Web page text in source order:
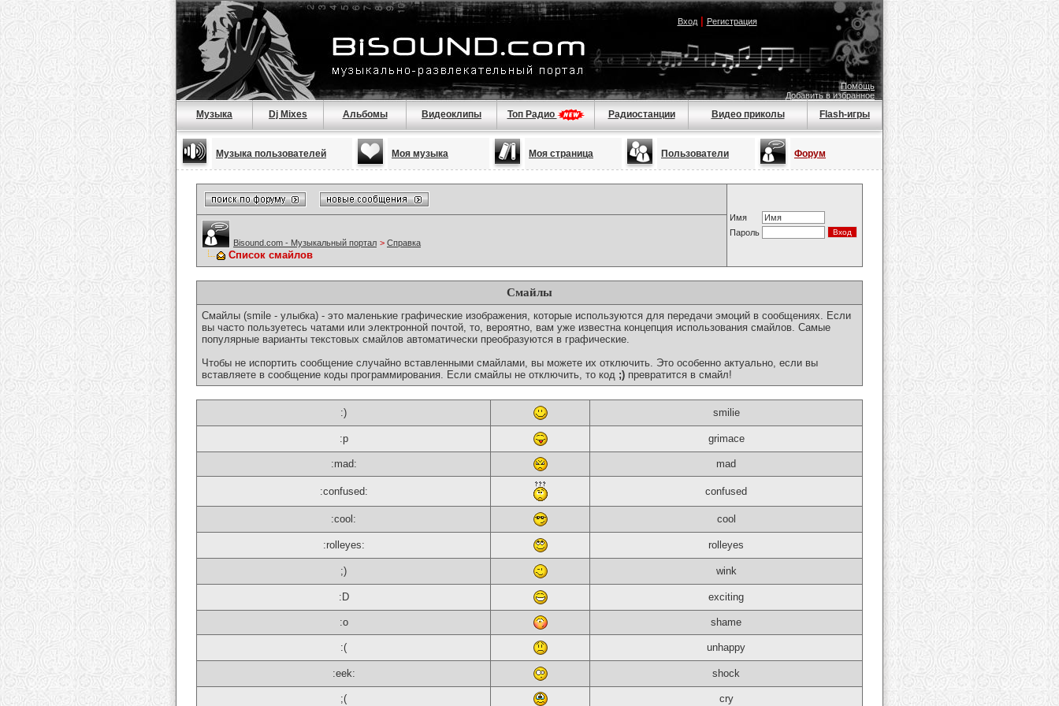
Вход| Регистрация
Помощь
Добавить в избранное
Музыка Dj Mixes Альбомы Видеоклипы Топ Радио Радиостанции Видео приколы Flash-игры
Музыка пользователей Моя музыка Моя страница Пользователи Форум
Имя
Пароль
Bisound.com - Музыкальный портал > Справка
Список смайлов
Смайлы
Смайлы (smile - улыбка) - это маленькие графические изображения, которые используются для передачи эмоций в сообщениях. Если
вы часто пользуетесь чатами или электронной почтой, то, вероятно, вам уже известна концепция использования смайлов. Самые
популярные варианты текстовых смайлов автоматически преобразуются в графические.
Чтобы не испортить сообщение случайно вставленными смайлами, вы можете их отключить. Это особенно актуально, если вы
вставляете в сообщение коды программирования. Если смайлы не отключить, то код ;) превратится в смайл!
:) smilie
:p grimace
:mad: mad
:confused: confused
:cool: cool
:rolleyes: rolleyes
;) wink
:D exciting
:o shame
:( unhappy
:eek: shock
;( cry